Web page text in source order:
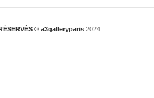
© a3galleryparis 2024